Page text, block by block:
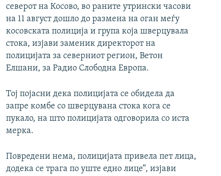
северот на Косово, во раните утрински часови
на 11 август дошло до размена на оган меѓу
косовската полиција и група која шверцувала
стока, изјави заменик директорот на
полицијата за северниот регион, Ветон
Елшани, за Радио Слободна Европа.
Тој појасни дека полицијата се обидела да
запре комбе со шверцувана стока кога се
пукало, на што полицијата одговорила со иста
мерка.
Повредени нема, полицијата привела пет лица,
додека се трага по уште едно лице“, изјави